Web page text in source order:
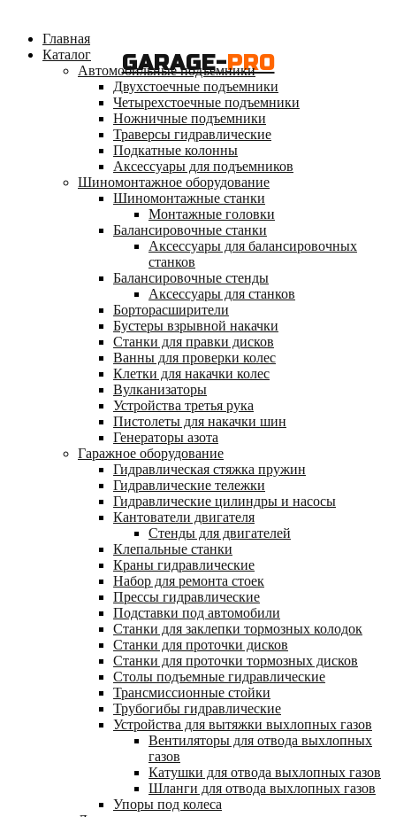
GARAGE-PRO
Главная
Каталог
Автомобильные подъемники
Двухстоечные подъемники
Четырехстоечные подъемники
Ножничные подъемники
Траверсы гидравлические
Подкатные колонны
Аксессуары для подъемников
Шиномонтажное оборудование
Шиномонтажные станки
Монтажные головки
Балансировочные станки
Аксессуары для балансировочных
станков
Балансировочные стенды
Аксессуары для станков
Борторасширители
Бустеры взрывной накачки
Станки для правки дисков
Ванны для проверки колес
Клетки для накачки колес
Вулканизаторы
Устройства третья рука
Пистолеты для накачки шин
Генераторы азота
Гаражное оборудование
Гидравлическая стяжка пружин
Гидравлические тележки
Гидравлические цилиндры и насосы
Кантователи двигателя
Стенды для двигателей
Клепальные станки
Краны гидравлические
Набор для ремонта стоек
Прессы гидравлические
Подставки под автомобили
Станки для заклепки тормозных колодок
Станки для проточки дисков
Станки для проточки тормозных дисков
Столы подъемные гидравлические
Трансмиссионные стойки
Трубогибы гидравлические
Устройства для вытяжки выхлопных газов
Вентиляторы для отвода выхлопных
газов
Катушки для отвода выхлопных газов
Шланги для отвода выхлопных газов
Упоры под колеса